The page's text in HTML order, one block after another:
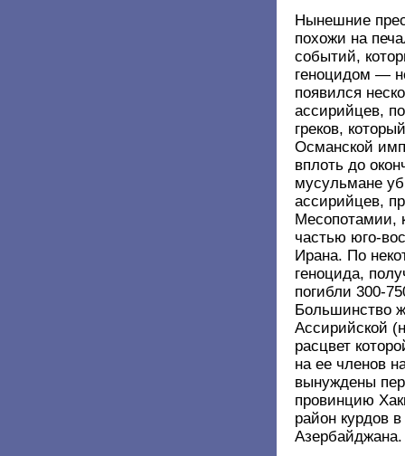
Нынешние
похожи на
событий,
геноцидом —
появился
ассирийцев,
греков,
Османской
вплоть до
мусульмане
ассирийцев,
Месопотамии,
частью юго-
Ирана. По
геноцида,
погибли 300-
Большинство
Ассирийской
расцвет
на ее членов
вынуждены
провинцию
район курдов
Азербайджана.